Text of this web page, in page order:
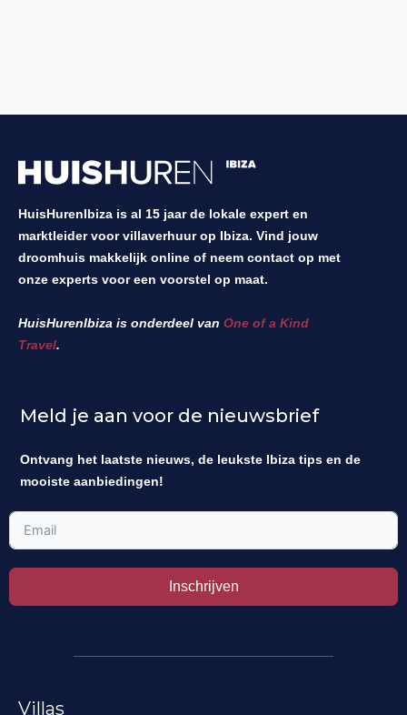
HuisHurenIbiza is al 15 jaar de lokale expert en
marktleider voor villaverhuur op Ibiza. Vind jouw
droomhuis makkelijk online of neem contact op met
onze experts voor een voorstel op maat.
HuisHurenIbiza is onderdeel van One of a Kind
Travel.
Meld je aan voor de nieuwsbrief
Ontvang het laatste nieuws, de leukste Ibiza tips en de
mooiste aanbiedingen!
Inschrijven
Villas